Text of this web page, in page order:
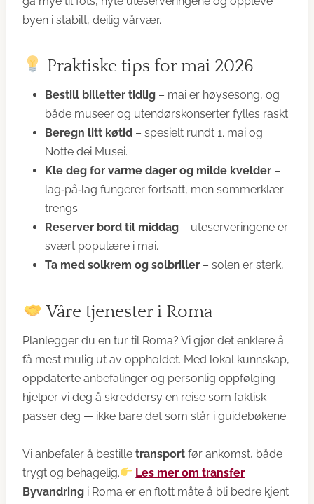
byen i stabilt, deilig vårvær.
Praktiske tips for mai 2026
Bestill billetter tidlig – mai er høysesong, og
både museer og utendørskonserter fylles raskt.
Beregn litt køtid – spesielt rundt 1. mai og
Notte dei Musei.
Kle deg for varme dager og milde kvelder –
lag‑på‑lag fungerer fortsatt, men sommerklær
trengs.
Reserver bord til middag – uteserveringene er
svært populære i mai.
Ta med solkrem og solbriller – solen er sterk,
Våre tjenester i Roma
Planlegger du en tur til Roma? Vi gjør det enklere å
få mest mulig ut av oppholdet. Med lokal kunnskap,
oppdaterte anbefalinger og personlig oppfølging
hjelper vi deg å skreddersy en reise som faktisk
passer deg — ikke bare det som står i guidebøkene.
Vi anbefaler å bestille transport før ankomst, både
trygt og behagelig.
Les mer om transfer
Byvandring i Roma er en flott måte å bli bedre kjent